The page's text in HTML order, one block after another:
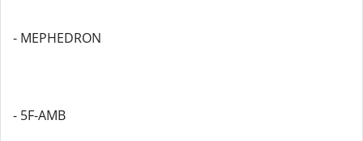
- MEPHEDRON
- 5F-AMB